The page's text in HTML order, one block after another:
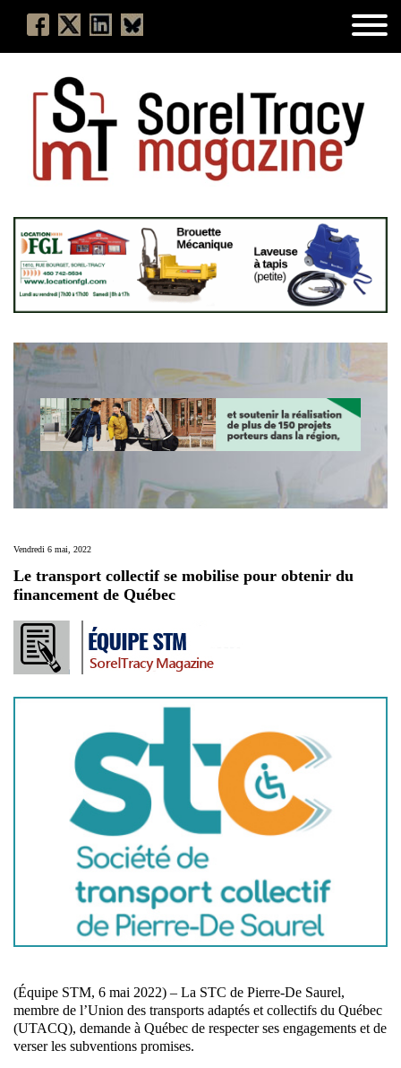
Vendredi 6 mai, 2022
Le transport collectif se mobilise pour obtenir du
financement de Québec
(Équipe STM, 6 mai 2022) – La STC de Pierre-De Saurel,
membre de l’Union des transports adaptés et collectifs du Québec
(UTACQ), demande à Québec de respecter ses engagements et de
verser les subventions promises.